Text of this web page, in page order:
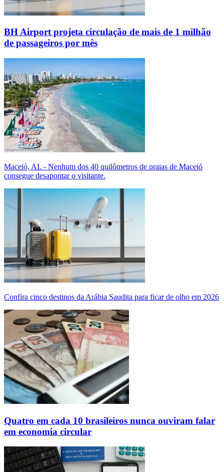
BH Airport projeta circulação de mais de 1 milhão
de passageiros por mês
Maceió, AL - Nenhum dos 40 quilômetros de praias de Maceió
consegue desapontar o visitante.
Confira cinco destinos da Arábia Saudita para ficar de olho em 2026
Quatro em cada 10 brasileiros nunca ouviram falar
em economia circular